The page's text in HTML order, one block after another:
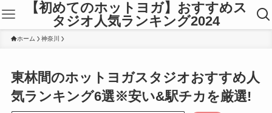
【初めてのホットヨガ】おすすめス
タジオ人気ランキング2024
ホーム 神奈川
東林間のホットヨガスタジオおすすめ人
気ランキング6選※安い&駅チカを厳選!